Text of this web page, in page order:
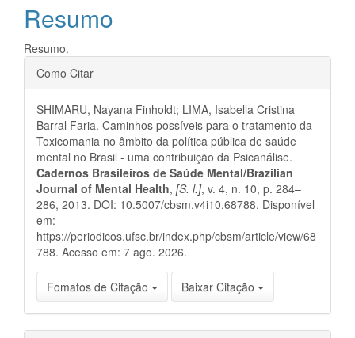
principal
Resumo
Resumo.
Detalhes
do
artigo
Como Citar
SHIMARU, Nayana Finholdt; LIMA, Isabella Cristina
Barral Faria. Caminhos possíveis para o tratamento da
Toxicomania no âmbito da política pública de saúde
mental no Brasil - uma contribuição da Psicanálise.
Cadernos Brasileiros de Saúde Mental/Brazilian
Journal of Mental Health, [S. l.], v. 4, n. 10, p. 284–
286, 2013. DOI: 10.5007/cbsm.v4i10.68788. Disponível
em:
https://periodicos.ufsc.br/index.php/cbsm/article/view/68
788. Acesso em: 7 ago. 2026.
Fomatos de Citação Baixar Citação